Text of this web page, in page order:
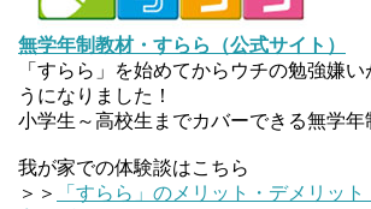
無学年制教材・すらら（公式サイト）
「すらら」を始めてからウチの勉強嫌
うになりました！
小学生～高校生までカバーできる無学年
我が家での体験談はこちら
＞＞
「すらら」のメリット・デメリッ